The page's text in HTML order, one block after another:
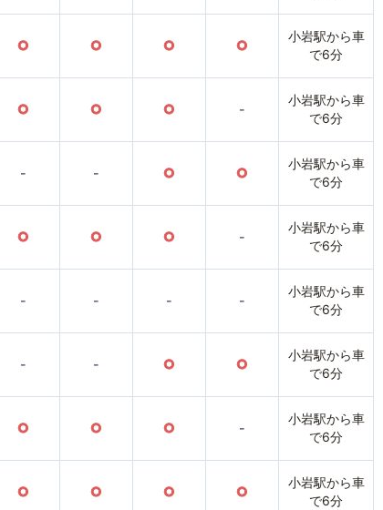
○ ○ ○ ○
小岩駅から車
で6分
○ ○ ○ -
小岩駅から車
で6分
- - ○ ○
小岩駅から車
で6分
○ ○ ○ -
小岩駅から車
で6分
- - - -
小岩駅から車
で6分
- - ○ ○
小岩駅から車
で6分
○ ○ ○ -
小岩駅から車
で6分
○ ○ ○ ○
小岩駅から車
で6分